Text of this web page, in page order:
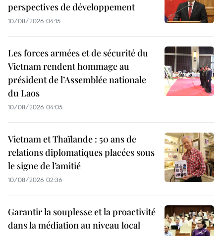
perspectives de développement
10/08/2026 04:15
Les forces armées et de sécurité du
Vietnam rendent hommage au
président de l’Assemblée nationale
du Laos
10/08/2026 04:05
Vietnam et Thaïlande : 50 ans de
relations diplomatiques placées sous
le signe de l’amitié
10/08/2026 02:36
Garantir la souplesse et la proactivité
dans la médiation au niveau local